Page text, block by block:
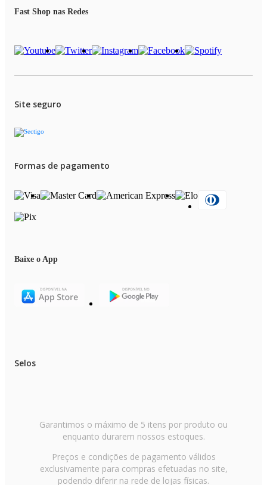
Fast Shop nas Redes
Site seguro
Formas de pagamento
Baixe o App
Selos
Garantimos o máximo de 5 itens por produto ou
enquanto durarem nossos estoques.
Preços e condições de pagamento válidos
exclusivamente para compras efetuadas no site,
podendo diferir na rede de lojas físicas.